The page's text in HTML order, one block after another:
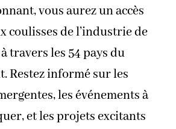
vous aurez un accès
coulisses de l’industrie de
travers les 54 pays du
Restez informé sur les
les événements à
et les projets excitants